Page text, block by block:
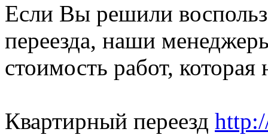
Если Вы решили
переезда, наши
стоимость работ, которая
Квартирный переезд